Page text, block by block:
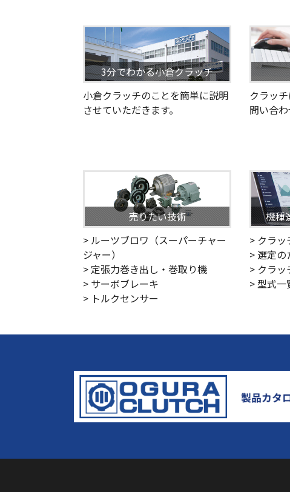
3分でわかる小倉クラッチ
小倉クラッチのことを簡単に説明
させていただきます。
クラッ
問い合
売りたい技術
> ルーツブロワ（スーパーチャー
ジャー）
> 定張力巻き出し・巻取り機
> サーボブレーキ
> トルクセンサー
機種
> クラ
> 選定
> クラッ
> 型式一